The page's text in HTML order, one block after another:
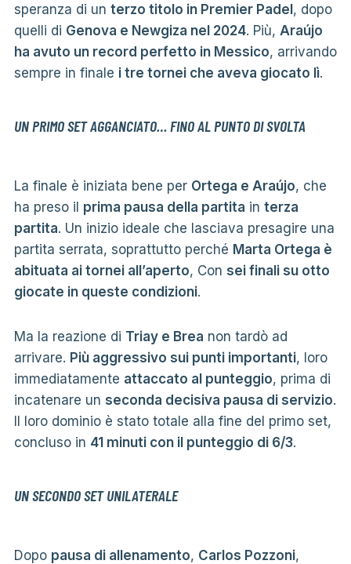
speranza di un terzo titolo in Premier Padel, dopo
quelli di Genova e Newgiza nel 2024. Più, Araújo
ha avuto un record perfetto in Messico, arrivando
sempre in finale i tre tornei che aveva giocato lì.
UN PRIMO SET AGGANCIATO… FINO AL PUNTO DI SVOLTA
La finale è iniziata bene per Ortega e Araújo, che
ha preso il prima pausa della partita in terza
partita. Un inizio ideale che lasciava presagire una
partita serrata, soprattutto perché Marta Ortega è
abituata ai tornei all’aperto, Con sei finali su otto
giocate in queste condizioni.
Ma la reazione di Triay e Brea non tardò ad
arrivare. Più aggressivo sui punti importanti, loro
immediatamente attaccato al punteggio, prima di
incatenare un seconda decisiva pausa di servizio.
Il loro dominio è stato totale alla fine del primo set,
concluso in 41 minuti con il punteggio di 6/3.
UN SECONDO SET UNILATERALE
Dopo pausa di allenamento, Carlos Pozzoni,